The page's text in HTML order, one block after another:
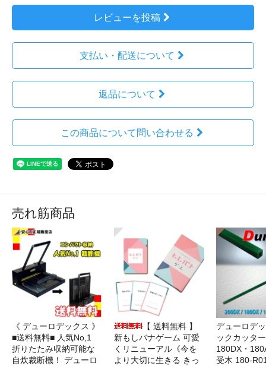
レビューを投稿
支払い・配送について
返品について
この商品について問い合わせる
売れ筋商品
《 デューロデックス 》
■送料無料■ 人気No,1
折りたたみ収納可能な
自炊裁断機！ デューロ
【 送料無料 】
新もしバナゲーム 可愛
くリニューアル《今を
より大切に生きる きっ
デューロデ
ックカッタ
180DX・
受木 180-